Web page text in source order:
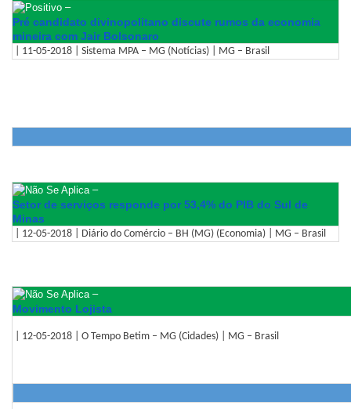
–
Pré candidato divinopolitano discute rumos da economia
mineira com Jair Bolsonaro
| 11-05-2018 | Sistema MPA – MG (Notícias) | MG – Brasil
–
Setor de serviços responde por 53,4% do PIB do Sul de
Minas
| 12-05-2018 | Diário do Comércio – BH (MG) (Economia) | MG – Brasil
–
Movimento Lojista
| 12-05-2018 | O Tempo Betim – MG (Cidades) | MG – Brasil